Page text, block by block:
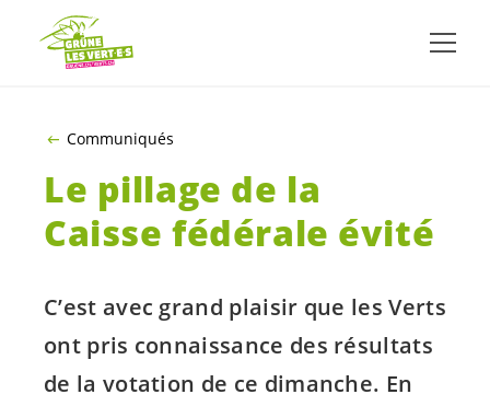
ALLER AU CONTENU PRINCIPAL
Communiqués
Le pillage de la
Caisse fédérale évité
C’est avec grand plaisir que les Verts
ont pris connaissance des résultats
de la votation de ce dimanche. En